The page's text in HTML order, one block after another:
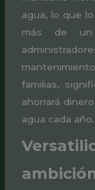
agua, lo que
más de un
familias,
ahorrará
agua cada año.